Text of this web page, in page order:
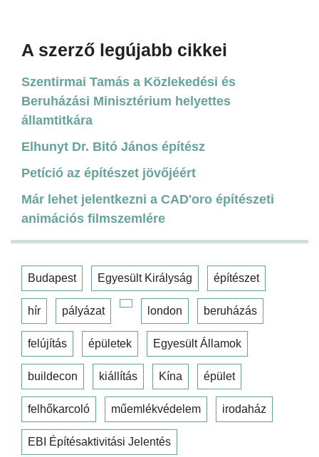
A szerző legújabb cikkei
Szentirmai Tamás a Közlekedési és
Beruházási Minisztérium helyettes
államtitkára
Elhunyt Dr. Bitó János építész
Petíció az építészet jövőjéért
Már lehet jelentkezni a CAD'oro építészeti
animációs filmszemlére
Budapest Egyesült Királyság építészet
hír pályázat london beruházás
felújítás épületek Egyesült Államok
buildecon kiállítás Kína épület
felhőkarcoló műemlékvédelem irodaház
EBI Építésaktivitási Jelentés